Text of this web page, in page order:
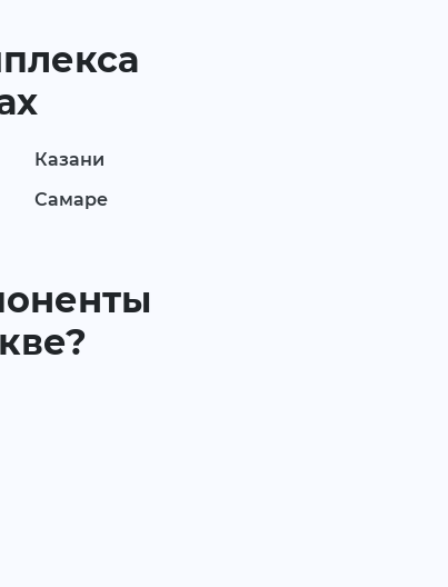
Казани
Самаре